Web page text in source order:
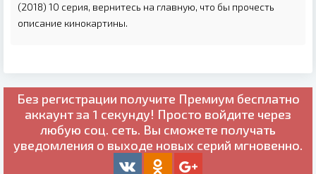
(2018) 10 серия, вернитесь на главную, что бы прочесть
описание кинокартины.
Без регистрации получите Премиум бесплатно
аккаунт за 1 секунду! Просто войдите через
любую соц. сеть. Вы сможете получать
уведомления о выходе новых серий мгновенно.